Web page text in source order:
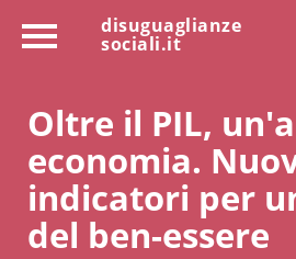
disuguaglianze
sociali.it
Oltre il PIL,
economia.
indicatori per
del ben-essere